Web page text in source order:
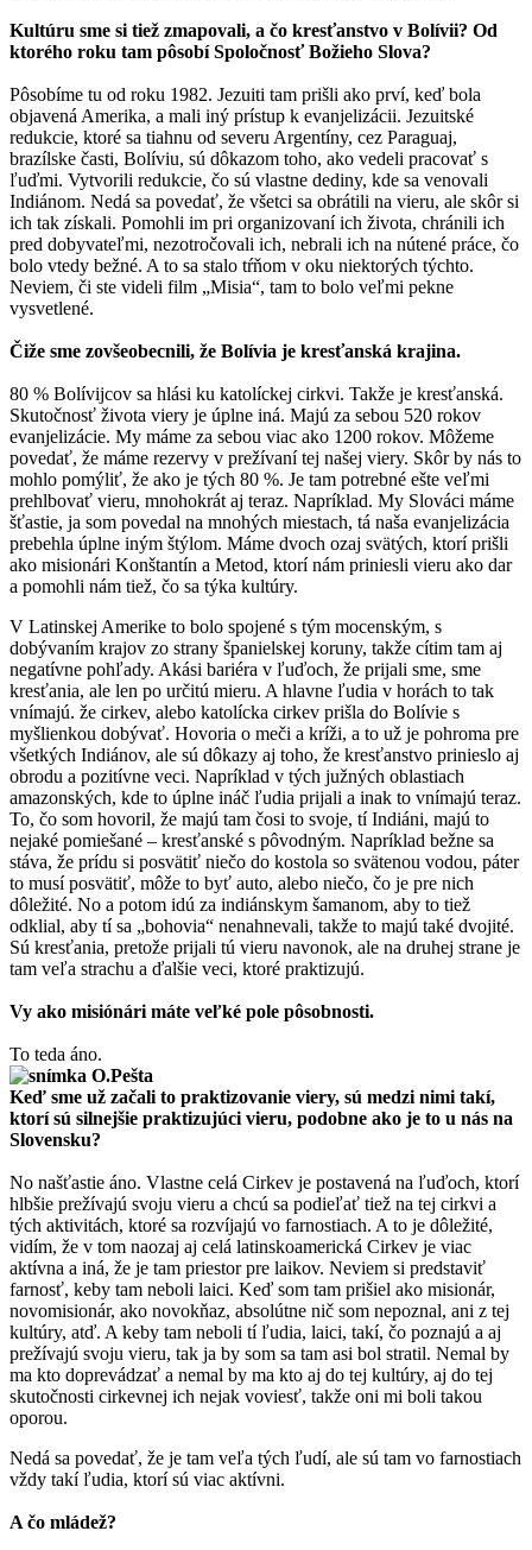
Kultúru sme si tiež zmapovali, a čo kresťanstvo v Bolívii? Od
ktorého roku tam pôsobí Spoločnosť Božieho Slova?
Pôsobíme tu od roku 1982. Jezuiti tam prišli ako prví, keď bola
objavená Amerika, a mali iný prístup k evanjelizácii. Jezuitské
redukcie, ktoré sa tiahnu od severu Argentíny, cez Paraguaj,
brazílske časti, Bolíviu, sú dôkazom toho, ako vedeli pracovať s
ľuďmi. Vytvorili redukcie, čo sú vlastne dediny, kde sa venovali
Indiánom. Nedá sa povedať, že všetci sa obrátili na vieru, ale skôr si
ich tak získali. Pomohli im pri organizovaní ich života, chránili ich
pred dobyvateľmi, nezotročovali ich, nebrali ich na nútené práce, čo
bolo vtedy bežné. A to sa stalo tŕňom v oku niektorých týchto.
Neviem, či ste videli film „Misia“, tam to bolo veľmi pekne
vysvetlené.
Čiže sme zovšeobecnili, že Bolívia je kresťanská krajina.
80 % Bolívijcov sa hlási ku katolíckej cirkvi. Takže je kresťanská.
Skutočnosť života viery je úplne iná. Majú za sebou 520 rokov
evanjelizácie. My máme za sebou viac ako 1200 rokov. Môžeme
povedať, že máme rezervy v prežívaní tej našej viery. Skôr by nás to
mohlo pomýliť, že ako je tých 80 %. Je tam potrebné ešte veľmi
prehlbovať vieru, mnohokrát aj teraz. Napríklad. My Slováci máme
šťastie, ja som povedal na mnohých miestach, tá naša evanjelizácia
prebehla úplne iným štýlom. Máme dvoch ozaj svätých, ktorí prišli
ako misionári Konštantín a Metod, ktorí nám priniesli vieru ako dar
a pomohli nám tiež, čo sa týka kultúry.
V Latinskej Amerike to bolo spojené s tým mocenským, s
dobývaním krajov zo strany španielskej koruny, takže cítim tam aj
negatívne pohľady. Akási bariéra v ľuďoch, že prijali sme, sme
kresťania, ale len po určitú mieru. A hlavne ľudia v horách to tak
vnímajú. že cirkev, alebo katolícka cirkev prišla do Bolívie s
myšlienkou dobývať. Hovoria o meči a kríži, a to už je pohroma pre
všetkých Indiánov, ale sú dôkazy aj toho, že kresťanstvo prinieslo aj
obrodu a pozitívne veci. Napríklad v tých južných oblastiach
amazonských, kde to úplne ináč ľudia prijali a inak to vnímajú teraz.
To, čo som hovoril, že majú tam čosi to svoje, tí Indiáni, majú to
nejaké pomiešané – kresťanské s pôvodným. Napríklad bežne sa
stáva, že prídu si posvätiť niečo do kostola so svätenou vodou, páter
to musí posvätiť, môže to byť auto, alebo niečo, čo je pre nich
dôležité. No a potom idú za indiánskym šamanom, aby to tiež
odklial, aby tí sa „bohovia“ nenahnevali, takže to majú také dvojité.
Sú kresťania, pretože prijali tú vieru navonok, ale na druhej strane je
tam veľa strachu a ďalšie veci, ktoré praktizujú.
Vy ako misiónári máte veľké pole pôsobnosti.
To teda áno.
Keď sme už začali to praktizovanie viery, sú medzi nimi takí,
ktorí sú silnejšie praktizujúci vieru, podobne ako je to u nás na
Slovensku?
No našťastie áno. Vlastne celá Cirkev je postavená na ľuďoch, ktorí
hlbšie prežívajú svoju vieru a chcú sa podieľať tiež na tej cirkvi a
tých aktivitách, ktoré sa rozvíjajú vo farnostiach. A to je dôležité,
vidím, že v tom naozaj aj celá latinskoamerická Cirkev je viac
aktívna a iná, že je tam priestor pre laikov. Neviem si predstaviť
farnosť, keby tam neboli laici. Keď som tam prišiel ako misionár,
novomisionár, ako novokňaz, absolútne nič som nepoznal, ani z tej
kultúry, atď. A keby tam neboli tí ľudia, laici, takí, čo poznajú a aj
prežívajú svoju vieru, tak ja by som sa tam asi bol stratil. Nemal by
ma kto doprevádzať a nemal by ma kto aj do tej kultúry, aj do tej
skutočnosti cirkevnej ich nejak voviesť, takže oni mi boli takou
oporou.
Nedá sa povedať, že je tam veľa tých ľudí, ale sú tam vo farnostiach
vždy takí ľudia, ktorí sú viac aktívni.
A čo mládež?